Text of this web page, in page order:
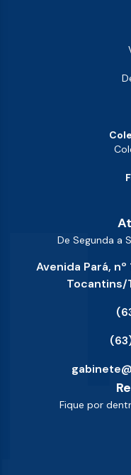
De Segunda a
Avenida Pará,
Tocantins/
Fique por